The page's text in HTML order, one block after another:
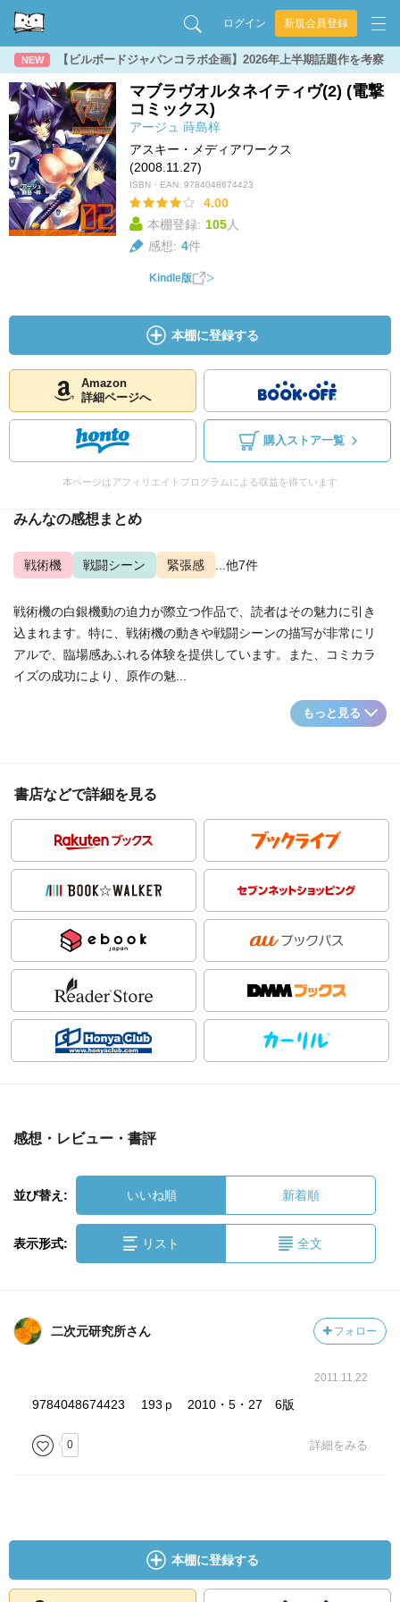
ログイン 新規会員登録
NEW 【ビルボードジャパンコラボ企画】2026年上半期話題作を考察
マブラヴオルタネイティヴ(2) (電撃
コミックス)
アージュ 蒔島梓
アスキー・メディアワークス
(2008.11.27)
ISBN・EAN: 9784048674423
4.00
本棚登録: 105人
感想: 4件
Kindle版
本棚に登録する
Amazon
詳細ページへ
購入ストア一覧
本ページはアフィリエイトプログラムによる収益を得ています
みんなの感想まとめ
戦術機 戦闘シーン 緊張感 ...他7件
戦術機の白銀機動の迫力が際立つ作品で、読者はその魅力に引き
込まれます。特に、戦術機の動きや戦闘シーンの描写が非常にリ
アルで、臨場感あふれる体験を提供しています。また、コミカラ
イズの成功により、原作の魅...
もっと見る
書店などで詳細を見る
感想・レビュー・書評
並び替え: いいね順 新着順
表示形式: リスト 全文
二次元研究所さん フォロー
2011.11.22
9784048674423 193ｐ 2010・5・27 6版
0 詳細をみる
本棚に登録する